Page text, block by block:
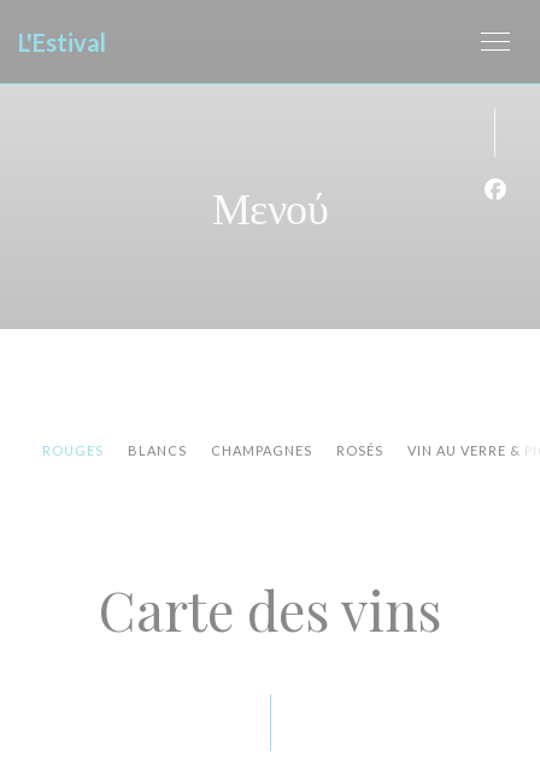
L'Estival
Μενού
ROUGES BLANCS CHAMPAGNES ROSÉS VIN AU VERRE &
Carte des vins